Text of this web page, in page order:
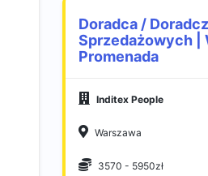
Doradca /
Sprzedażowych |
Promenada
Inditex People
Warszawa
3570 - 5950zł